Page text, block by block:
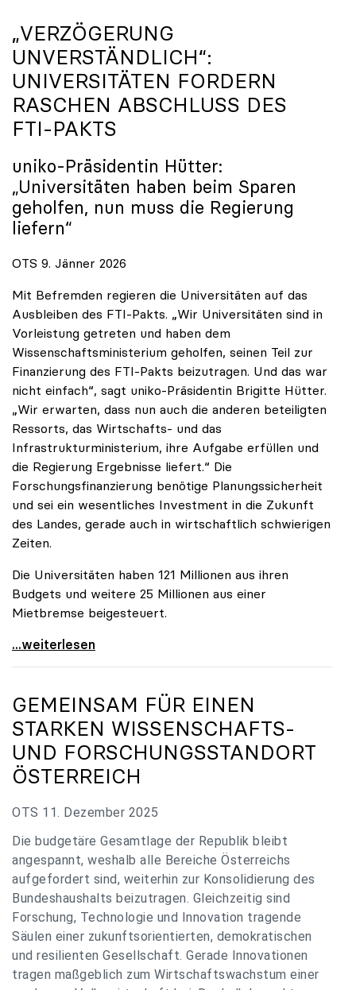
„VERZÖGERUNG
UNVERSTÄNDLICH“:
UNIVERSITÄTEN FORDERN
RASCHEN ABSCHLUSS DES
FTI-PAKTS
uniko-Präsidentin Hütter:
„Universitäten haben beim Sparen
geholfen, nun muss die Regierung
liefern“
OTS 9. Jänner 2026
Mit Befremden regieren die Universitäten auf das
Ausbleiben des FTI-Pakts. „Wir Universitäten sind in
Vorleistung getreten und haben dem
Wissenschaftsministerium geholfen, seinen Teil zur
Finanzierung des FTI-Pakts beizutragen. Und das war
nicht einfach“, sagt uniko-Präsidentin Brigitte Hütter.
„Wir erwarten, dass nun auch die anderen beteiligten
Ressorts, das Wirtschafts- und das
Infrastrukturministerium, ihre Aufgabe erfüllen und
die Regierung Ergebnisse liefert.“ Die
Forschungsfinanzierung benötige Planungssicherheit
und sei ein wesentliches Investment in die Zukunft
des Landes, gerade auch in wirtschaftlich schwierigen
Zeiten.
Die Universitäten haben 121 Millionen aus ihren
Budgets und weitere 25 Millionen aus einer
Mietbremse beigesteuert.
„Verzögerung unverständlich“: Universitäten
...weiterlesen
GEMEINSAM FÜR EINEN
STARKEN WISSENSCHAFTS-
UND FORSCHUNGSSTANDORT
ÖSTERREICH
OTS 11. Dezember 2025
Die budgetäre Gesamtlage der Republik bleibt
angespannt, weshalb alle Bereiche Österreichs
aufgefordert sind, weiterhin zur Konsolidierung des
Bundeshaushalts beizutragen. Gleichzeitig sind
Forschung, Technologie und Innovation tragende
Säulen einer zukunftsorientierten, demokratischen
und resilienten Gesellschaft. Gerade Innovationen
tragen maßgeblich zum Wirtschaftswachstum einer